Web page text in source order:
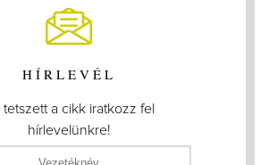
HÍRLEVÉL
tetszett a cikk iratkozz fel
hírlevelünkre!